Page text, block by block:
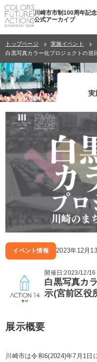
川崎市市制100周年記
公式アーカイブ
トップページ
実施イベント
白黒写真カラー化プロジェクトの巡
実
イベント情報 2023年12月
開催日:2023/12/
白黒写真カ
示(宮前区役
展示概要
川崎市は令和6(2024)年7月1日